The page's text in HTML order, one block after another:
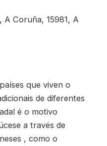
A Coruña, 15981, A
que viven o
de diferentes
é o motivo
a través de
, como o